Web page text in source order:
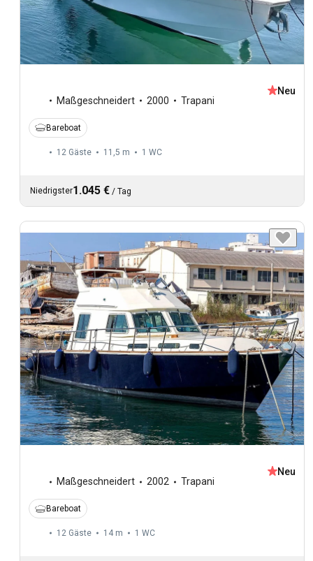
Maßgeschneidert 2000 Trapani
Neu
Bareboat
12 Gäste 11,5 m 1 WC
Niedrigster1.045 € / Tag
Maßgeschneidert 2002 Trapani
Neu
Bareboat
12 Gäste 14 m 1 WC